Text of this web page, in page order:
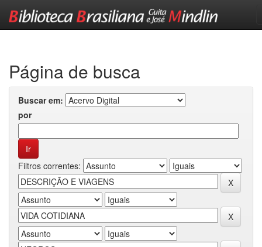
Página de busca
Buscar em:
por
Filtros correntes: